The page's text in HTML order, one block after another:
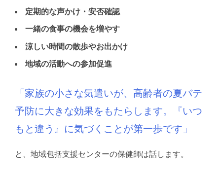
定期的な声かけ・安否確認
一緒の食事の機会を増やす
涼しい時間の散歩やお出かけ
地域の活動への参加促進
「家族の小さな気遣いが、高齢者の夏バテ
予防に大きな効果をもたらします。
『いつ
もと違う』に気づくことが第一歩です」
と、地域包括支援センターの保健師は話します。